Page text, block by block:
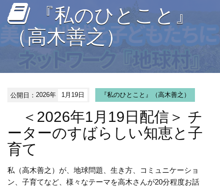
『私のひとこと』
（高木善之）
公開日：2026年 1月19日 『私のひとこと』（高木善之）
＜2026年1月19日配信＞ チ
ーターのすばらしい知恵と子
育て
私（高木善之）が、地球問題、生き方、コミュニケーショ
ン、子育てなど、様々なテーマを高木さんが20分程度お話